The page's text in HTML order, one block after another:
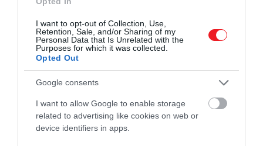
I want to opt-out of Collection, Use,
Retention, Sale, and/or Sharing of my
Personal Data that Is Unrelated with the
Purposes for which it was collected.
Opted Out
Google consents
I want to allow Google to enable storage
related to advertising like cookies on web or
device identifiers in apps.
képesek célba venni és elejteni. Észak-Amerikában
ismert, hogy amerikai bölényekre támadnak,
Európában viszont az ilyen esetekről eddig csak
kevés történeti adat állt rendelkezésre. A mostani
felvétel ezért nem pusztán látványos
ökológiai megfigyelés.